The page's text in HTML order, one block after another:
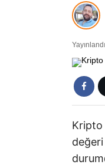
Kripto
değeri